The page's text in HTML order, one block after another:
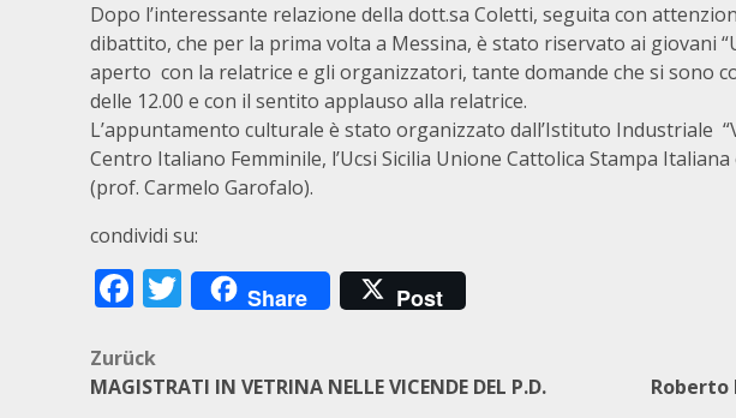
Dopo l’interessante relazione della dott.sa Coletti, seguita con
dibattito, che per la prima volta a Messina, è stato riservato ai giovani
aperto con la relatrice e gli organizzatori, tante domande che si sono
delle 12.00 e con il sentito applauso alla relatrice.
L’appuntamento culturale è stato organizzato dall’Istituto Industriale
Centro Italiano Femminile, l’Ucsi Sicilia Unione Cattolica Stampa
(prof. Carmelo Garofalo).
condividi su:
Facebook
Twitter
Share Post
Beitragsnavigation
Zurück
MAGISTRATI IN VETRINA NELLE VICENDE DEL P.D.
Roberto